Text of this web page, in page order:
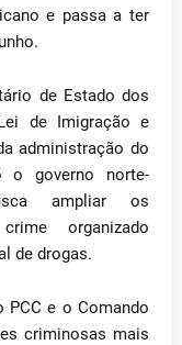
e passa a ter
de Estado dos
de Imigração e
administração do
o governo norte-
ampliar os
organizado
de drogas.
PCC e o Comando
criminosas mais